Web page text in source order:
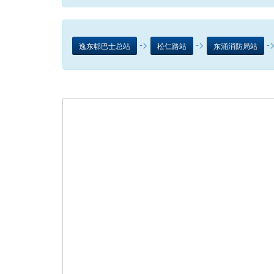
逸东邨巴士总站 -> 松仁路站 -> 东涌消防局站 ->